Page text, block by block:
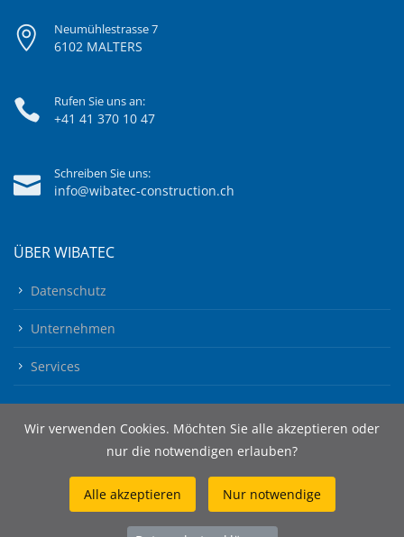
Neumühlestrasse 7
6102 MALTERS
Rufen Sie uns an:
+41 41 370 10 47
Schreiben Sie uns:
info@wibatec-construction.ch
ÜBER WIBATEC
Datenschutz
Unternehmen
Services
© 2026 Wibatec AG
Wir verwenden Cookies. Möchten Sie alle akzeptieren oder
nur die notwendigen erlauben?
Alle akzeptieren Nur notwendige